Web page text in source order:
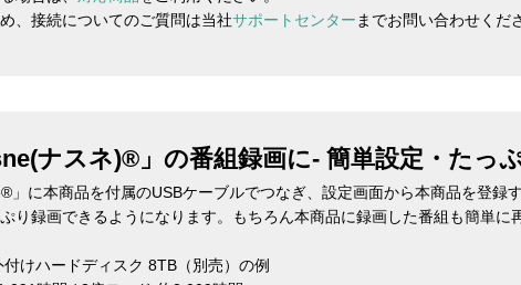
、接続についてのご質問は当社サポートセンター までお問い合わせくだ
ナスネ)®」の番組録画に- 簡単設定・たっ
」に本商品を付属のUSBケーブルでつなぎ、設定画面から本商品を登録
り録画できるようになります。もちろん本商品に録画した番組も簡単に
けハードディスク 8TB（別売）の例